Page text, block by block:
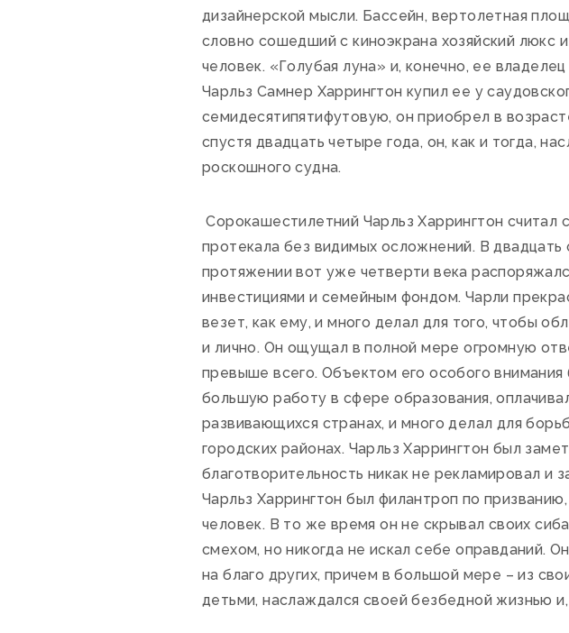
дизайнерской мысли. Бассейн, вертолетная
словно сошедший с киноэкрана хозяйский
человек. «Голубая луна» и, конечно, ее
Чарльз Самнер Харрингтон купил ее у
семидесятипятифутовую, он приобрел в
спустя двадцать четыре года, он, как и тогда,
роскошного судна.
Сорокашестилетний Чарльз Харрингтон считал
протекала без видимых осложнений. В двадцать
протяжении вот уже четверти века
инвестициями и семейным фондом. Чарли
везет, как ему, и много делал для того, чтобы
и лично. Он ощущал в полной мере огромную
превыше всего. Объектом его особого
большую работу в сфере образования,
развивающихся странах, и много делал для
городских районах. Чарльз Харрингтон был
благотворительность никак не рекламировал и
Чарльз Харрингтон был филантроп по
человек. В то же время он не скрывал своих
смехом, но никогда не искал себе оправданий.
на благо других, причем в большой мере – из
детьми, наслаждался своей безбедной жизнью